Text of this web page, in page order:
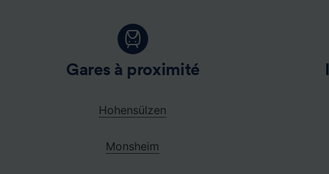
Gares à proximité
Hohensülzen
Monsheim